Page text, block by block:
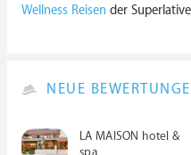
Wellness Reisen der
NEUE
LA MAISON hotel &